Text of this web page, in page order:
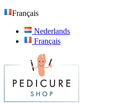
Français
Nederlands
Français